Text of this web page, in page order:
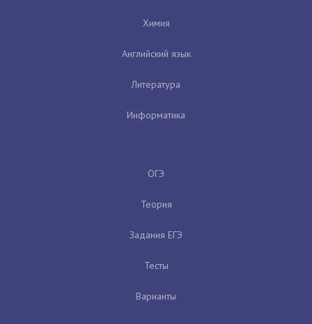
Химия
Английский язык
Литература
Информатика
ОГЭ
Теория
Задания ЕГЭ
Тесты
Варианты